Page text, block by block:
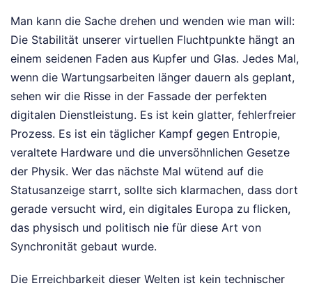
Man kann die Sache drehen und wenden wie man will:
Die Stabilität unserer virtuellen Fluchtpunkte hängt an
einem seidenen Faden aus Kupfer und Glas. Jedes Mal,
wenn die Wartungsarbeiten länger dauern als geplant,
sehen wir die Risse in der Fassade der perfekten
digitalen Dienstleistung. Es ist kein glatter, fehlerfreier
Prozess. Es ist ein täglicher Kampf gegen Entropie,
veraltete Hardware und die unversöhnlichen Gesetze
der Physik. Wer das nächste Mal wütend auf die
Statusanzeige starrt, sollte sich klarmachen, dass dort
gerade versucht wird, ein digitales Europa zu flicken,
das physisch und politisch nie für diese Art von
Synchronität gebaut wurde.
Die Erreichbarkeit dieser Welten ist kein technischer